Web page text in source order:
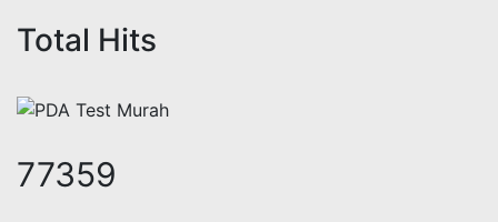
Total Hits
94997